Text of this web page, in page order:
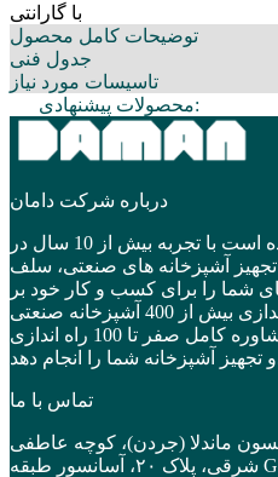
با گارانتی
توضیحات کامل محصول
جدول فنی
تاسیسات مورد نیاز
محصولات پیشنهادی:
درباره شرکت دامان
شرکت آرا تجهیز دامان آماده است با تجربه بیش از 10 سال در
آشپزخانه های صنعتی، سلف
شما را برای کسب و کار خود بر
طرف نماید. دامان با تجربه راه اندازی بیش از 400 آشپزخانه صنعتی
در حوزه های مختلف می تواند مشاوره کامل صفر تا 100 راه اندازی
تماس با ما
نلسون ماندلا (جردن)، کوچه عاطفی